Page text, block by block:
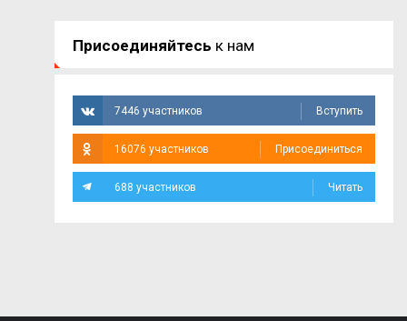
Присоединяйтесь к нам
7446 участников Вступить
16076 участников Присоединиться
688 участников Читать